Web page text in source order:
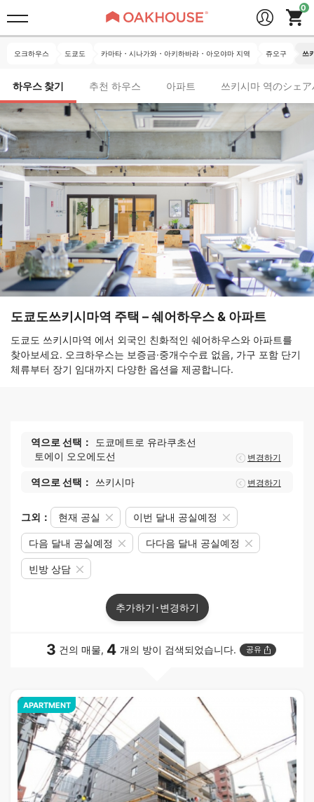
오크하우스 도쿄도 카마타・시나가와・아키하바라・아오야마 지역 쥬오구 쓰
하우스 찾기 추천 하우스 아파트 쓰키시마 역のシェ
도쿄도쓰키시마역 주택 – 쉐어하우스 & 아파트
도쿄도 쓰키시마역 에서 외국인 친화적인 쉐어하우스와 아파트를
찾아보세요. 오크하우스는 보증금·중개수수료 없음, 가구 포함 단기
체류부터 장기 임대까지 다양한 옵션을 제공합니다.
역으로 선택：
도쿄메트로 유라쿠초선
토에이 오오에도선
변경하기
역으로 선택： 쓰키시마 변경하기
그외： 현재 공실 이번 달내 공실예정
다음 달내 공실예정 다다음 달내 공실예정
빈방 상담
추가하기･변경하기
3 건의 매물, 4 개의 방이 검색되었습니다. 공유
APARTMENT